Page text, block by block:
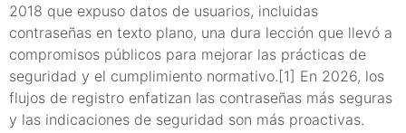
2018 que expuso datos de usuarios, incluidas
contraseñas en texto plano, una dura lección que llevó a
compromisos públicos para mejorar las prácticas de
seguridad y el cumplimiento normativo.[1] En 2026, los
flujos de registro enfatizan las contraseñas más seguras
y las indicaciones de seguridad son más proactivas.